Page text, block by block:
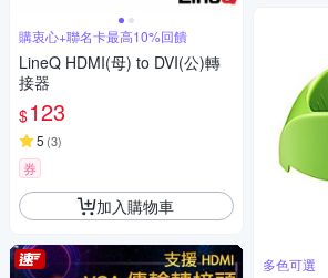
購衷心+聯名卡最高10%回饋
LineQ HDMI(母) to DVI(公)轉
接器
$123
5 (3)
券
加入購物車
多色可選